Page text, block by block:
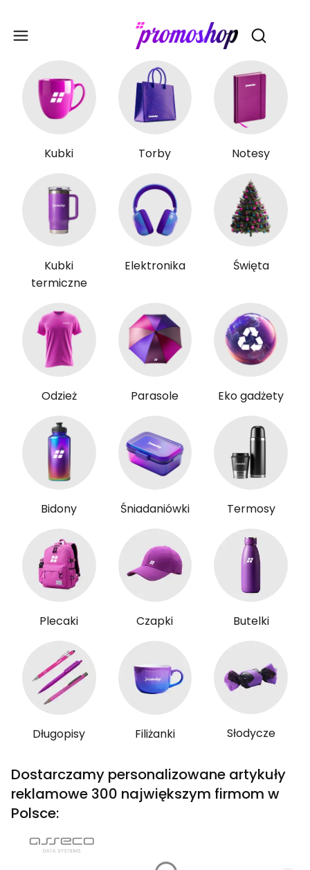
Otwórz
Kubki Torby Notesy
Kubki
termiczne
Elektronika Święta
Odzież Parasole Eko gadżety
Bidony Śniadaniówki Termosy
Plecaki Czapki Butelki
Długopisy Filiżanki Słodycze
Dostarczamy personalizowane artykuły
reklamowe 300 największym firmom w
Polsce: